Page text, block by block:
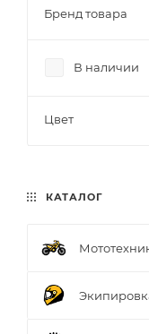
Бренд товара
В наличии
Цвет
КАТАЛОГ